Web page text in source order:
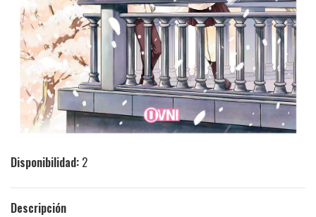
Disponibilidad: 2
Descripción